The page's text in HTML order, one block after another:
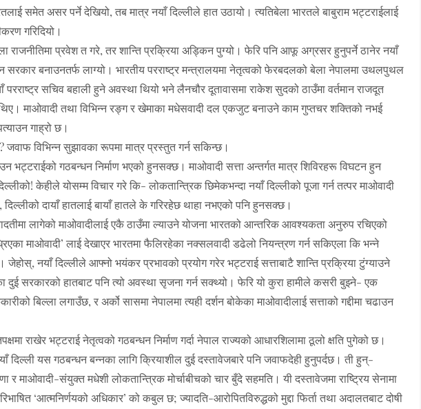
समेत असर पर्ने देखियो, तब मात्र नयाँ दिल्लीले हात उठायो। त्यतिबेला भारतले बाबुराम भट्टराईलाई
गरिदियो।
राजनीतिमा प्रवेश त गरे, तर शान्ति प्रक्रिया अड्किन पुग्यो। फेरि पनि आफू अग्रसर हुनुपर्ने ठानेर नयाँ
सरकार बनाउनतर्फ लाग्यो। भारतीय परराष्ट्र मन्त्रालयमा नेतृत्वको फेरबदलको बेला नेपालमा उथलपुथल
सचिव बहाली हुने अवस्था थियो भने लैनचौर दूतावासमा राकेश सुदको ठाउँमा वर्तमान राजदूत
माओवादी तथा विभिन्न रङ्ग र खेमाका मधेसवादी दल एकजुट बनाउने काम गुप्तचर शक्तिको नभई
गाह्रो छ।
जवाफ विभिन्न सुझावका रूपमा मात्र प्रस्तुत गर्न सकिन्छ।
भट्टराईको गठबन्धन निर्माण भएको हुनसक्छ। माओवादी सत्ता अन्तर्गत मात्र शिविरहरू विघटन हुन
केहीले योसम्म विचार गरे कि- लोकतान्त्रिक छिमेकभन्दा नयाँ दिल्लीको पूजा गर्न तत्पर माओवादी
दिल्लीको दायाँ हातलाई बायाँ हातले के गरिरहेछ थाहा नभएको पनि हुनसक्छ।
लागेको माओवादीलाई एकै ठाउँमा ल्याउने योजना भारतको आन्तरिक आवश्यकता अनुरुप रचिएको
माओवादी’ लाई देखाएर भारतमा फैलिरहेका नक्सलवादी डढेलो नियन्त्रण गर्न सकिएला कि भन्ने
जेहोस्, नयाँ दिल्लीले आफ्नो भयंकर प्रभावको प्रयोग गरेर भट्टराई सत्ताबाटै शान्ति प्रक्रिया टुंग्याउने
सरकारको हातबाट पनि त्यो अवस्था सृजना गर्न सक्थ्यो। फेरि यो कुरा हामीले कसरी बुझ्ने- एक
बिल्ला लगाउँछ, र अर्को सासमा नेपालमा त्यही दर्शन बोकेका माओवादीलाई सत्ताको गद्दीमा चढाउन
राखेर भट्टराई नेतृत्वको गठबन्धन निर्माण गर्दा नेपाल राज्यको आधारशिलामा ठूलो क्षति पुगेको छ।
नयाँ दिल्ली यस गठबन्धन बन्नका लागि क्रियाशील दुई दस्तावेजबारे पनि जवाफदेही हुनुपर्दछ। ती हुन्-
र माओवादी-संयुक्त मधेशी लोकतान्त्रिक मोर्चाबीचको चार बुँदे सहमति। यी दस्तावेजमा राष्ट्रिय सेनामा
‘आत्मनिर्णयको अधिकार’ को कबुल छ; ज्यादति-आरोपितविरुद्धको मुद्दा फिर्ता तथा अदालतबाट दोषी